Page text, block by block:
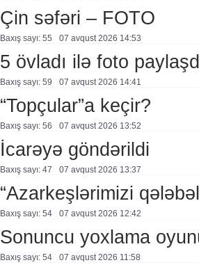
Çin səfəri – FOTO
Baxış sayı: 55 07 avqust 2026 14:53
5 övladı ilə foto
Baxış sayı: 59 07 avqust 2026 14:41
“Topçular”a keçir?
Baxış sayı: 56 07 avqust 2026 13:52
İcarəyə göndərildi
Baxış sayı: 47 07 avqust 2026 13:37
“Azarkeşlərimizi
Baxış sayı: 54 07 avqust 2026 12:42
Sonuncu yoxlama
Baxış sayı: 54 07 avqust 2026 11:58